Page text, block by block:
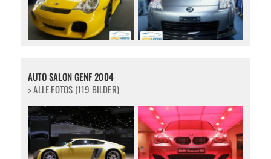
AUTO SALON GENF 2004
> ALLE FOTOS (119 BILDER)